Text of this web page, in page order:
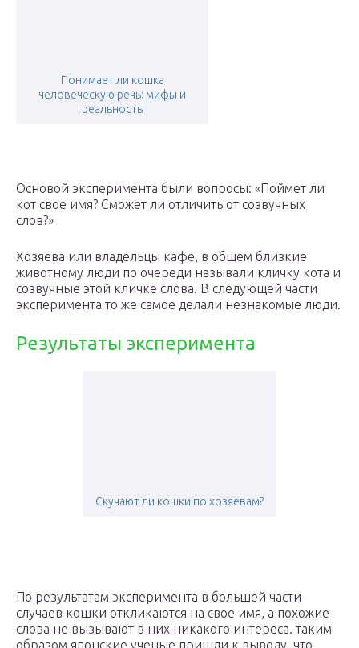
Понимает ли кошка
человеческую речь: мифы и
реальность
Основой эксперимента были вопросы: «Поймет ли
кот свое имя? Сможет ли отличить от созвучных
слов?»
Хозяева или владельцы кафе, в общем близкие
животному люди по очереди называли кличку кота и
созвучные этой кличке слова. В следующей части
эксперимента то же самое делали незнакомые люди.
Результаты эксперимента
Скучают ли кошки по хозяевам?
По результатам эксперимента в большей части
случаев кошки откликаются на свое имя, а похожие
слова не вызывают в них никакого интереса. таким
образом японские ученые пришли к выводу, что